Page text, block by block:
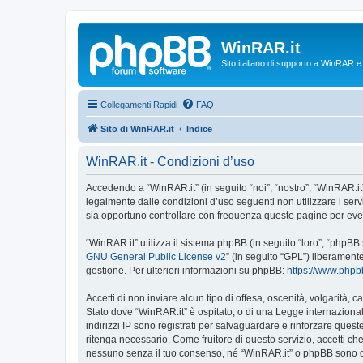
WinRAR.it
Sito italiano di supporto a WinRAR
Collegamenti Rapidi FAQ
Sito di WinRAR.it Indice
WinRAR.it - Condizioni d’uso
Accedendo a “WinRAR.it” (in seguito “noi”, “nostro”,
legalmente dalle condizioni d’uso seguenti non utilizzare i
sia opportuno controllare con frequenza queste pagine per
“WinRAR.it” utilizza il sistema phpBB (in seguito “loro”,
GNU General Public License v2” (in seguito “GPL”)
gestione. Per ulteriori informazioni su phpBB: https://
Accetti di non inviare alcun tipo di offesa, oscenità, volgarità,
Stato dove “WinRAR.it” è ospitato, o di una Legge
indirizzi IP sono registrati per salvaguardare e rinforzare
ritenga necessario. Come fruitore di questo servizio, accetti
nessuno senza il tuo consenso, né “WinRAR.it” o phpBB